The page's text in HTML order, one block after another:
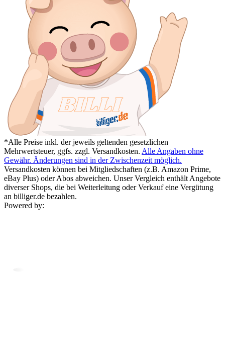
*Alle Preise inkl. der jeweils geltenden gesetzlichen
Mehrwertsteuer, ggfs. zzgl. Versandkosten. Alle Angaben ohne
Gewähr. Änderungen sind in der Zwischenzeit möglich.
Versandkosten können bei Mitgliedschaften (z.B. Amazon Prime,
eBay Plus) oder Abos abweichen. Unser Vergleich enthält Angebote
diverser Shops, die bei Weiterleitung oder Verkauf eine Vergütung
an billiger.de bezahlen.
Powered by: